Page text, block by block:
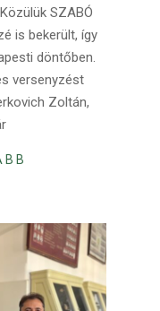
SZABÓ
is bekerült, így
döntőben.
versenyzést
Zoltán,